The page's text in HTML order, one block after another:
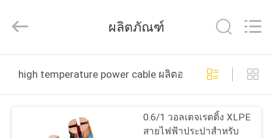
บ้าน
ผลิตภัณฑ์
Shenghua
Cable
Ltd..
Reserved.
ผลิตภัณฑ์
high temperature power cable ผลิตออนไลน์
0.6/1 วอลเตจเรตติ้ง XLPE
สายไฟฟ้าประปาสําหรับ